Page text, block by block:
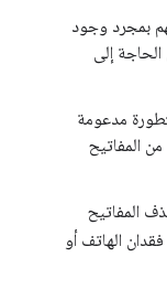
بمجرد وجود
إلى
مدعومة
المفاتيح
المفاتيح
الهاتف أو